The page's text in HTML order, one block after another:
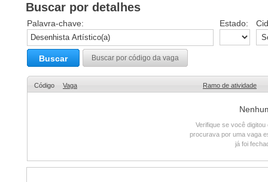
Buscar por detalhes
Palavra-chave: Estado:
Buscar Buscar por código da vaga
Código Vaga Ramo de atividade
Verifique se você
procurava por uma vaga
já foi